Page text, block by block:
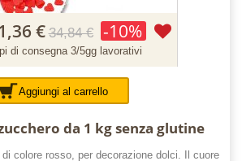
€ 34,84 € -10%
di consegna 3/5gg lavorativi
Aggiungi al carrello
da 1 kg senza glutine
colore rosso, per decorazione dolci. Il cuore